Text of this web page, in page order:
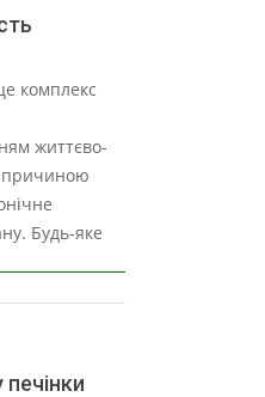
комплекс
життєво-
причиною
Будь-яке